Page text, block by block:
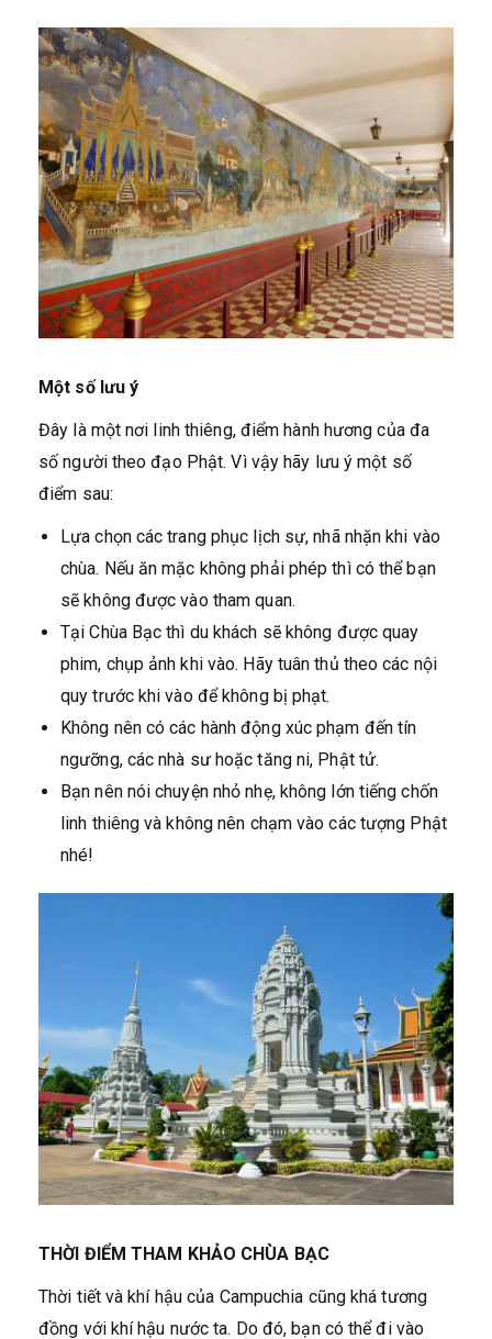
Một số lưu ý
Đây là một nơi linh thiêng, điểm hành hương của đa
số người theo đạo Phật. Vì vậy hãy lưu ý một số
điểm sau:
Lựa chọn các trang phục lịch sự, nhã nhặn khi vào
chùa. Nếu ăn mặc không phải phép thì có thể bạn
sẽ không được vào tham quan.
Tại Chùa Bạc thì du khách sẽ không được quay
phim, chụp ảnh khi vào. Hãy tuân thủ theo các nội
quy trước khi vào để không bị phạt.
Không nên có các hành động xúc phạm đến tín
ngưỡng, các nhà sư hoặc tăng ni, Phật tử.
Bạn nên nói chuyện nhỏ nhẹ, không lớn tiếng chốn
linh thiêng và không nên chạm vào các tượng Phật
nhé!
THỜI ĐIỂM THAM KHẢO CHÙA BẠC
Thời tiết và khí hậu của Campuchia cũng khá tương
đồng với khí hậu nước ta. Do đó, bạn có thể đi vào